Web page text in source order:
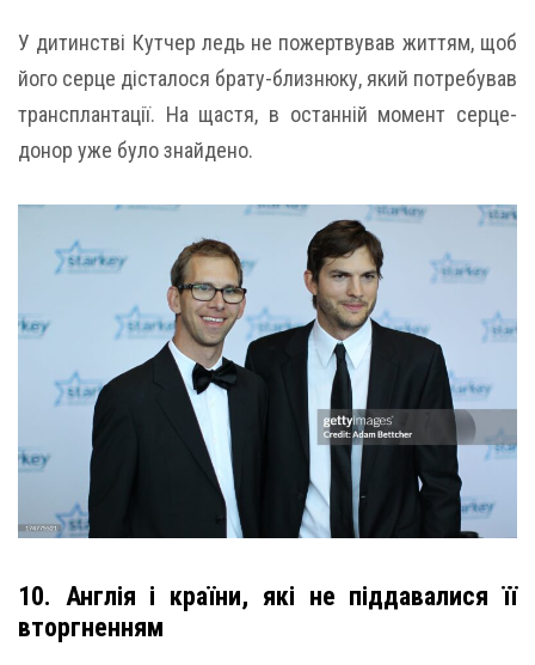
У дитинстві Кутчер ледь не пожертвував життям, щоб
його серце дісталося брату-близнюку, який потребував
трансплантації. На щастя, в останній момент серце-
донор уже було знайдено.
10. Англія і країни, які не піддавалися її
вторгненням